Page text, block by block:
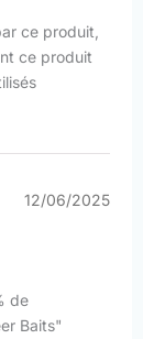
ce produit,
ce produit
12/06/2025
de
Baits"